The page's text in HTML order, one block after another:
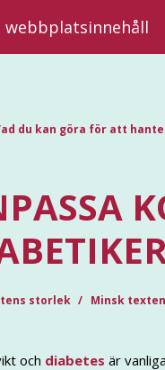
du kan göra för att
storlek Minsk
och diabetes är